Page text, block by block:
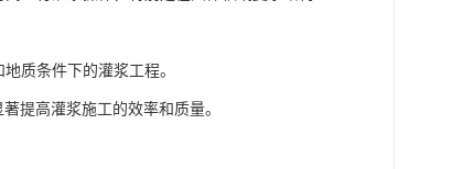
质条件下的灌浆工程。
提高灌浆施工的效率和质量。